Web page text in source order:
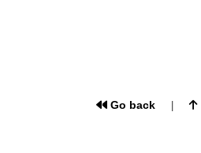
Go back